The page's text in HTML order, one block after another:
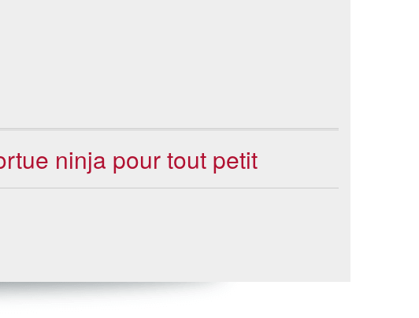
ninja pour tout petit